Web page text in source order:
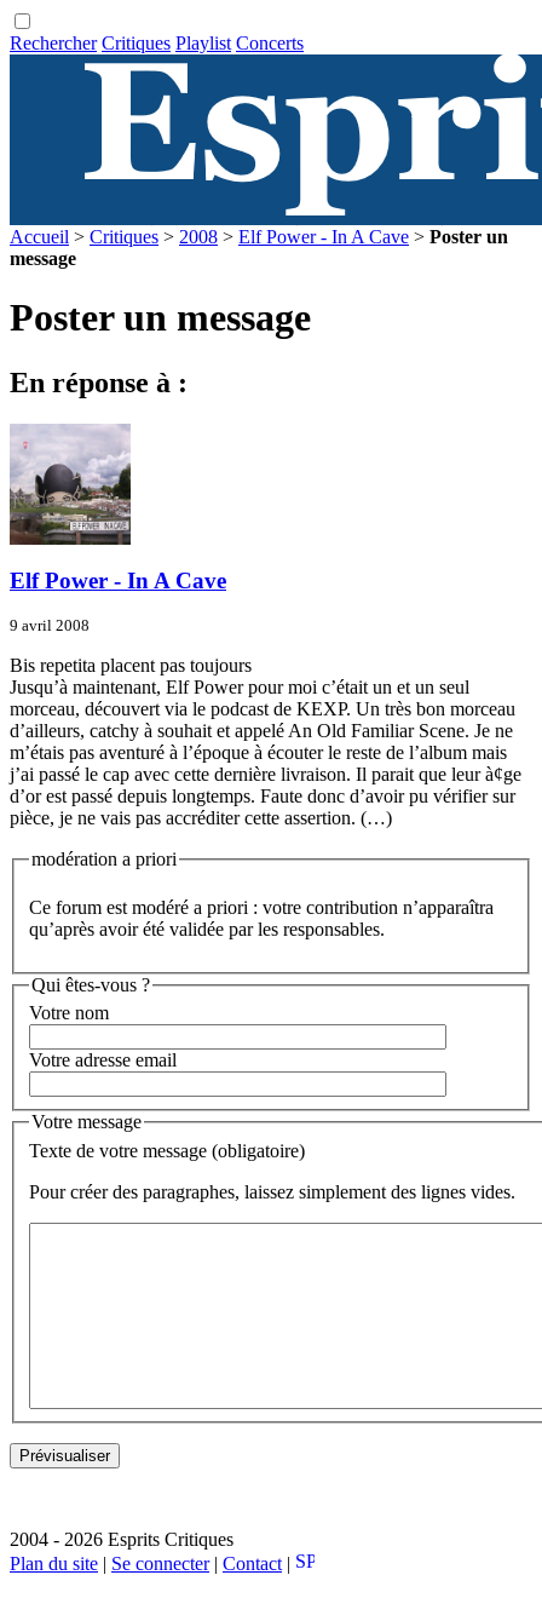
Rechercher Critiques Playlist Concerts
Accueil > Critiques > 2008 > Elf Power - In A Cave > Poster un
message
Poster un message
En réponse à :
Elf Power - In A Cave
9 avril 2008
Bis repetita placent pas toujours
Jusqu’à maintenant, Elf Power pour moi c’était un et un seul
morceau, découvert via le podcast de KEXP. Un très bon morceau
d’ailleurs, catchy à souhait et appelé An Old Familiar Scene. Je ne
m’étais pas aventuré à l’époque à écouter le reste de l’album mais
j’ai passé le cap avec cette dernière livraison. Il parait que leur à¢ge
d’or est passé depuis longtemps. Faute donc d’avoir pu vérifier sur
pièce, je ne vais pas accréditer cette assertion. (…)
modération a priori
Ce forum est modéré a priori : votre contribution n’apparaîtra
qu’après avoir été validée par les responsables.
Qui êtes-vous ?
Votre nom
Votre adresse email
Votre message
Texte de votre message (obligatoire)
Pour créer des paragraphes, laissez simplement des lignes vides.
2004 - 2026 Esprits Critiques
Plan du site | Se connecter| Contact |